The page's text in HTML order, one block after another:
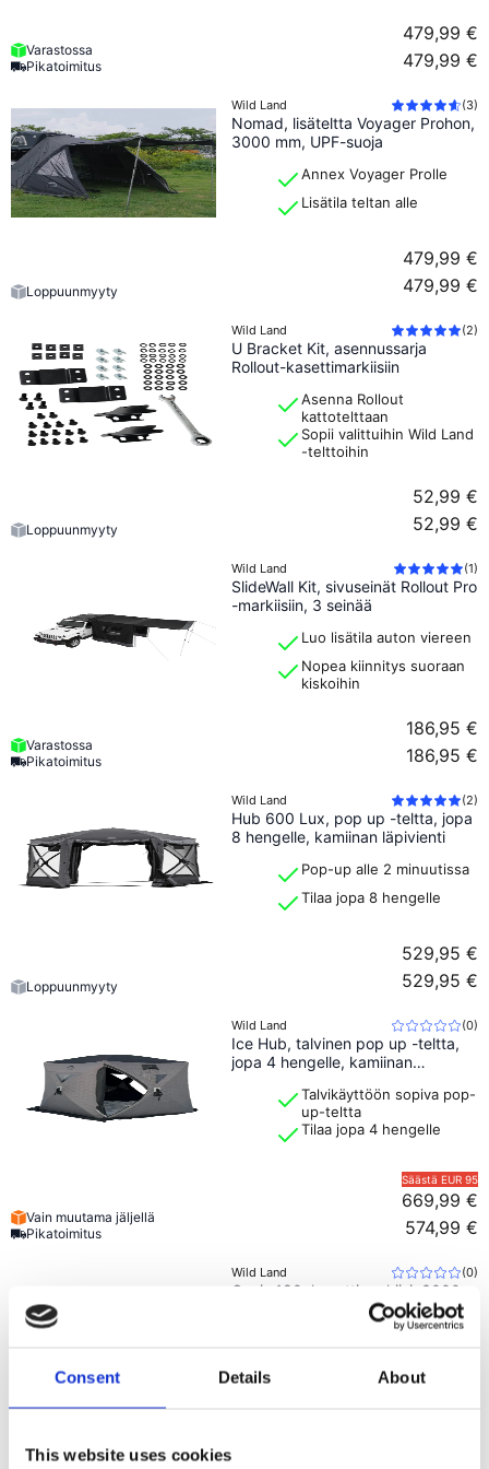
Consent Details About
This website uses cookies
Overland Experteniltä löydät annexit, etuteltat, markiisit ja
aurinkokatokset kattotelttoihin, campingiin ja automatkoille. Tuotteet
campingkokemus riippumatta siitä, oletko viikonloppureissulla vai
pidemmällä seikkailulla.
Varastossa
Pikatoimitus
479,99 €
479,99 €
Wild Land (3)
Nomad, lisäteltta Voyager Prohon,
3000 mm, UPF-suoja
Annex Voyager Prolle
Lisätila teltan alle
Loppuunmyyty
479,99 €
479,99 €
Wild Land (2)
U Bracket Kit, asennussarja
Rollout-kasettimarkiisiin
Asenna Rollout
kattotelttaan
Sopii valittuihin Wild Land
-telttoihin
Loppuunmyyty
52,99 €
52,99 €
Wild Land (1)
SlideWall Kit, sivuseinät Rollout Pro
-markiisiin, 3 seinää
Luo lisätila auton viereen
Nopea kiinnitys suoraan
kiskoihin
Varastossa
Pikatoimitus
186,95 €
186,95 €
Wild Land (2)
Hub 600 Lux, pop up -teltta, jopa
8 hengelle, kamiinan läpivienti
Pop-up alle 2 minuutissa
Tilaa jopa 8 hengelle
Loppuunmyyty
529,95 €
529,95 €
Wild Land (0)
Ice Hub, talvinen pop up -teltta,
jopa 4 hengelle, kamiinan
Talvikäyttöön sopiva pop-
up-teltta
Tilaa jopa 4 hengelle
Vain muutama jäljellä
Pikatoimitus
Säästä EUR 95
669,99 €
574,99 €
Wild Land (0)
Oasis 180, kasettimarkiisi, 3000
Käytetään ilman